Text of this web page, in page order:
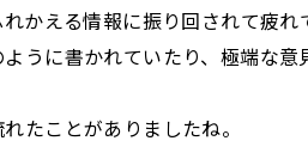
かえる情報に振り回されて疲れ
うに書かれていたり、極端な意
たことがありましたね。